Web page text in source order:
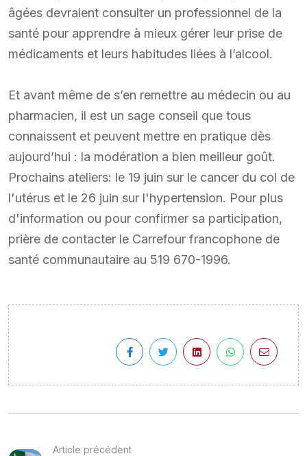
âgées devraient consulter un professionnel de la
santé pour apprendre à mieux gérer leur prise de
médicaments et leurs habitudes liées à l’alcool.
Et avant même de s’en remettre au médecin ou au
pharmacien, il est un sage conseil que tous
connaissent et peuvent mettre en pratique dès
aujourd’hui : la modération a bien meilleur goût.
Prochains ateliers: le 19 juin sur le cancer du col de
l'utérus et le 26 juin sur l'hypertension. Pour plus
d'information ou pour confirmer sa participation,
prière de contacter le Carrefour francophone de
santé communautaire au 519 670-1996.
Article précédent